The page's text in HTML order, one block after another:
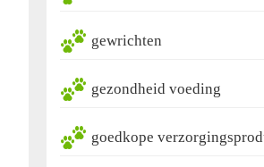
gewrichten
gezondheid voeding
goedkope